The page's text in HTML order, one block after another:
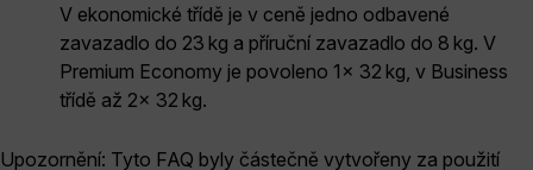
V ekonomické třídě je v ceně jedno odbavené
zavazadlo do 23 kg a příruční zavazadlo do 8 kg. V
Premium Economy je povoleno 1× 32 kg, v Business
třídě až 2× 32 kg.
Upozornění: Tyto FAQ byly částečně vytvořeny za použití